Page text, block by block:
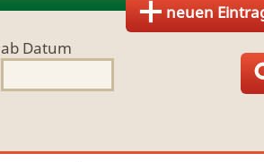
neuen
ab Datum